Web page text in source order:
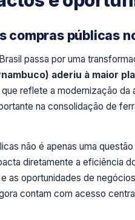
compras públicas
passa por uma
aderiu à maior
reflete a modernização da
na consolidação de
não é apenas uma
diretamente a eficiência
as oportunidades de
contam com acesso